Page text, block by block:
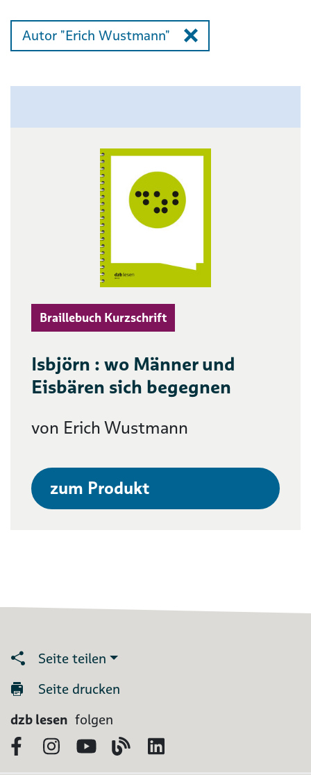
Autor "Erich Wustmann"
Braillebuch Kurzschrift
Isbjörn : wo Männer und
Eisbären sich begegnen
von Erich Wustmann
zum Produkt
Seite teilen
Seite drucken
dzb lesen folgen
FacebookInstagram
YouTubeBlog